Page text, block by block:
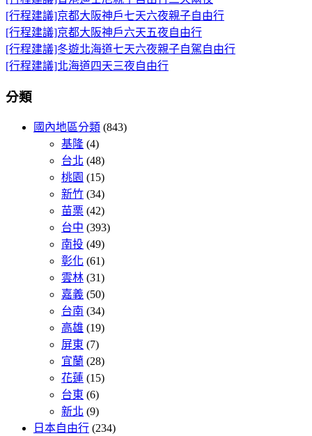
[行程建議]京都大阪神戶七天六夜親子自由行
[行程建議]京都大阪神戶六天五夜自由行
[行程建議]冬遊北海道七天六夜親子自駕自由行
[行程建議]北海道四天三夜自由行
分類
國內地區分類 (843)
基隆 (4)
台北 (48)
桃園 (15)
新竹 (34)
苗栗 (42)
台中 (393)
南投 (49)
彰化 (61)
雲林 (31)
嘉義 (50)
台南 (34)
高雄 (19)
屏東 (7)
宜蘭 (28)
花蓮 (15)
台東 (6)
新北 (9)
日本自由行 (234)